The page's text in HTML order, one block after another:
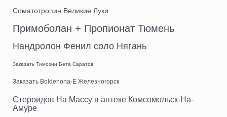
Соматотропин Великие Луки
Примоболан + Пропионат Тюмень
Нандролон Фенил соло Нягань
Заказать Tимозин Бета Саратов
Заказать Boldenona-E Железногорск
Стероидов На Массу в аптеке Комсомольск-На-
Амуре